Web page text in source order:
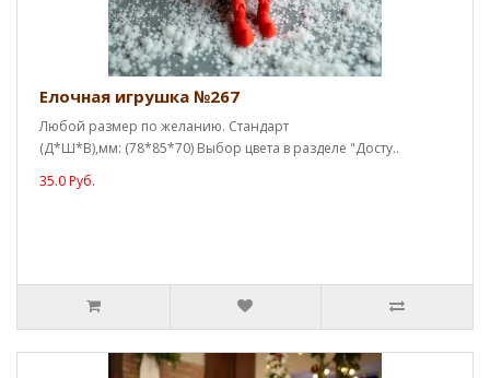
Елочная игрушка №267
Любой размер по желанию. Стандарт
(Д*Ш*В),мм: (78*85*70) Выбор цвета в разделе "Досту..
35.0 Руб.